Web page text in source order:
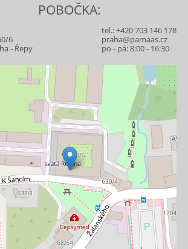
POBOČKA:
6
- Řepy
tel.:+420 703 146 178
praha@pamaas.cz
po - pá: 8:00 - 16:30